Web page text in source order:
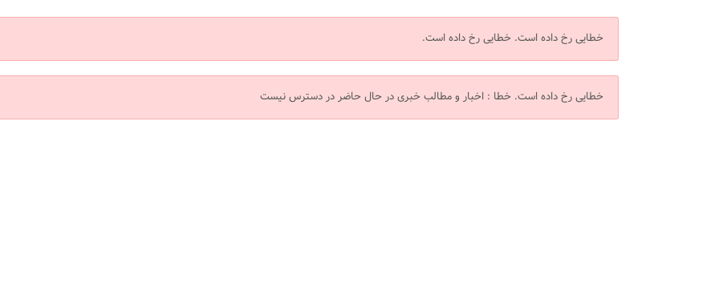
خطایی رخ داده است. خطایی رخ داده است.
خطایی رخ داده است. خطا : اخبار و مطالب خبری در حال حاضر در دسترس نیست